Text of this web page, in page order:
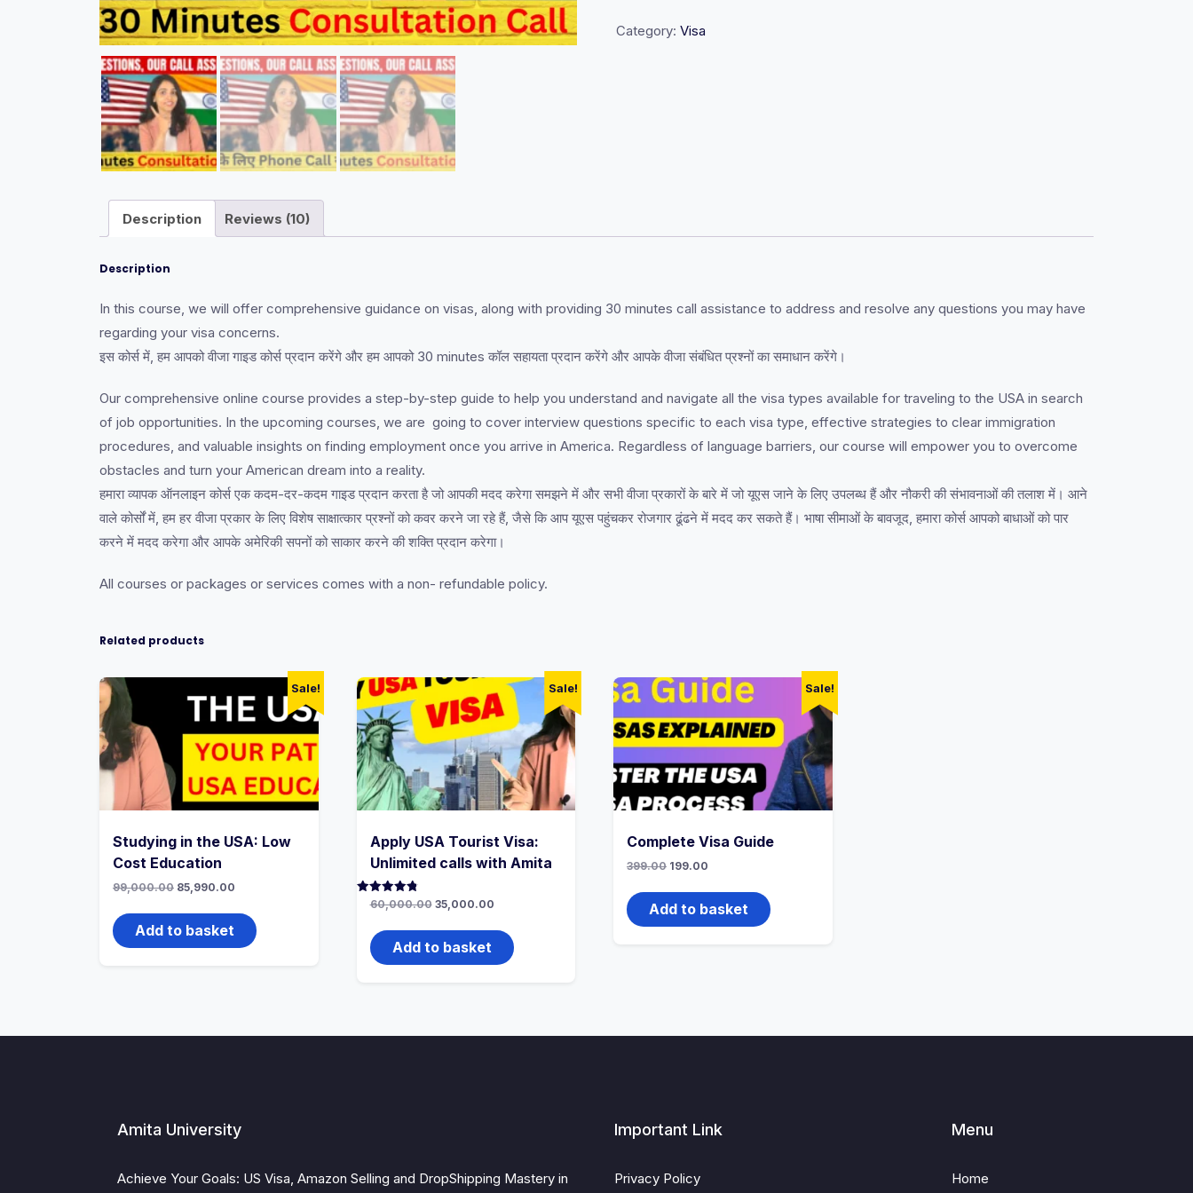
Minutes
Category:Visa
Description Reviews (10)
Description
In this course, we will offer comprehensive guidance on visas, along with providing 30 minutes call assistance to address and resolve any questions you may have
regarding your visa concerns.
इस कोर्स में, हम आपको वीजा गाइड कोर्स प्रदान करेंगे और हम आपको 30 minutes कॉल सहायता प्रदान करेंगे और आपके वीजा संबंधित प्रश्नों का समाधान करेंगे।
Our comprehensive online course provides a step-by-step guide to help you understand and navigate all the visa types available for traveling to the USA in search
of job opportunities. In the upcoming courses, we are going to cover interview questions specific to each visa type, effective strategies to clear immigration
procedures, and valuable insights on finding employment once you arrive in America. Regardless of language barriers, our course will empower you to overcome
obstacles and turn your American dream into a reality.
हमारा व्यापक ऑनलाइन कोर्स एक कदम-दर-कदम गाइड प्रदान करता है जो आपकी मदद करेगा समझने में और सभी वीजा प्रकारों के बारे में जो यूएस जाने के लिए उपलब्ध हैं और नौकरी की संभावनाओं की तलाश में। आने
वाले कोर्सों में, हम हर वीजा प्रकार के लिए विशेष साक्षात्कार प्रश्नों को कवर करने जा रहे हैं, जैसे कि आप यूएस पहुंचकर रोजगार ढूंढने में मदद कर सकते हैं। भाषा सीमाओं के बावजूद, हमारा कोर्स आपको बाधाओं को पार
करने में मदद करेगा और आपके अमेरिकी सपनों को साकार करने की शक्ति प्रदान करेगा।
All courses or packages or services comes with a non- refundable policy.
Related products
Sale!
Studying in the USA: Low
Cost Education
99,000.00 Original
was:
₹99,000.00.
85,990.00
is:
₹85,990.00.
Add to basket
Sale!
Apply USA Tourist Visa:
Unlimited calls with Amita
Rated
60,000.00 Original
was:
₹60,000.00.
35,000.00Current
is:
₹35,000.00.
Add to basket
Sale!
Complete Visa Guide
399.00 Original
was:
₹399.00.
199.00
is:
₹199.00.
Add to basket
Amita University
Achieve Your Goals: US Visa, Amazon Selling and DropShipping Mastery in
Important Link
Privacy Policy
Menu
Home